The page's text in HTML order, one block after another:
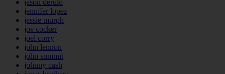
jason derulo
jennifer lopez
jessie murph
joe cocker
joel corry
john lennon
john summit
johnny cash